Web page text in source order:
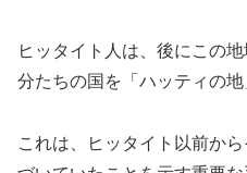
ヒッタイト人は、後にこの
分たちの国を「ハッティの地
これは、ヒッタイト以前か